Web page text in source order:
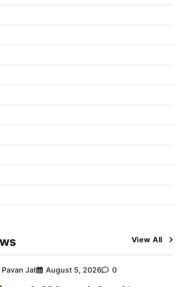
View All
वेयरहाउस कॉरपोरेशन के जिला प्रबंधक पर केस दर्ज, फरार;
क्विंटल खराब अनाज वेयरहाउस ने लौटाया
Pavan Jat August 5, 2026 0
विशेष प्रवर्तन अभियान में नर्मदापुरम पुलिस की सख्त कार्रवाई
Pavan Jat August 5, 2026 0
विशेष प्रवर्तन अभियान में नर्मदापुरम पुलिस की लगातार सख्ती
Pavan Jat
नपा सहकारी समिति में 25 लाख से अधिक का गेहूं सड़ा, 5,700